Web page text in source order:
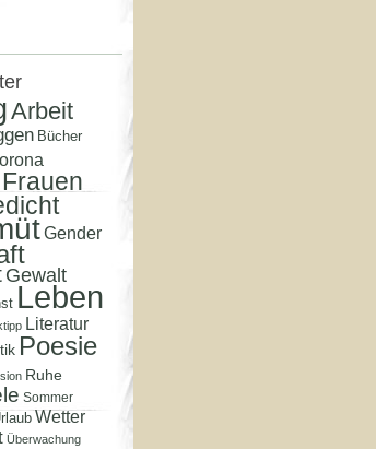
Arbeit
Bücher
Frauen
Gender
Gewalt
Leben
Literatur
Poesie
Ruhe
Sommer
Wetter
Überwachung